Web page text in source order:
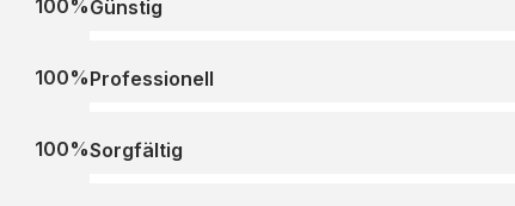
Günstig
100%
Professionell
100%
Sorgfältig
100%